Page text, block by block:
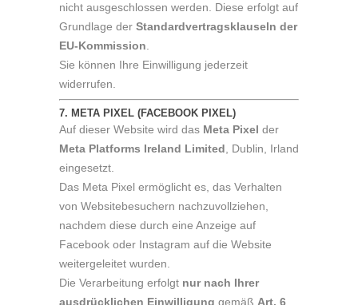
nicht ausgeschlossen werden. Diese erfolgt auf
Grundlage der Standardvertragsklauseln der
EU-Kommission.
Sie können Ihre Einwilligung jederzeit
widerrufen.
7. META PIXEL (FACEBOOK PIXEL)
Auf dieser Website wird das Meta Pixel der
Meta Platforms Ireland Limited, Dublin, Irland
eingesetzt.
Das Meta Pixel ermöglicht es, das Verhalten
von Websitebesuchern nachzuvollziehen,
nachdem diese durch eine Anzeige auf
Facebook oder Instagram auf die Website
weitergeleitet wurden.
Die Verarbeitung erfolgt nur nach Ihrer
ausdrücklichen Einwilligung gemäß Art. 6